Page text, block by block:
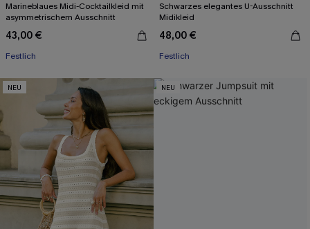
Marineblaues Midi-Cocktailkleid mit
asymmetrischem Ausschnitt
43,00 €
Festlich
Schwarzes elegantes U-Ausschnitt
Midikleid
48,00 €
Festlich
NEU NEU